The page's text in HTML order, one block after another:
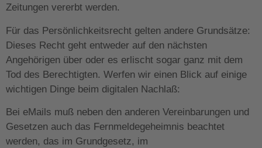
Zeitungen vererbt werden.
Für das Persönlichkeitsrecht gelten andere Grundsätze:
Dieses Recht geht entweder auf den nächsten
Angehörigen über oder es erlischt sogar ganz mit dem
Tod des Berechtigten. Werfen wir einen Blick auf einige
wichtigen Dinge beim digitalen Nachlaß:
Bei eMails muß neben den anderen Vereinbarungen und
Gesetzen auch das Fernmeldegeheimnis beachtet
werden, das im Grundgesetz, im